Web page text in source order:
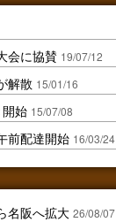
会に協賛 19/07/12
解散 15/01/16
始 15/07/08
前配達開始 16/03/24
名阪へ拡大 26/08/07